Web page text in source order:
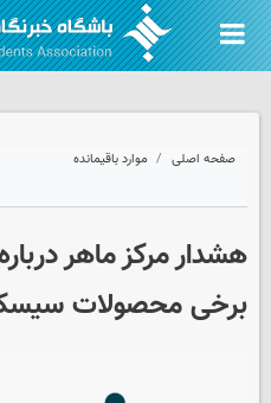
صفحه اصلی موارد باقیمانده
هشدار مرکز ماهر
برخی محصولات